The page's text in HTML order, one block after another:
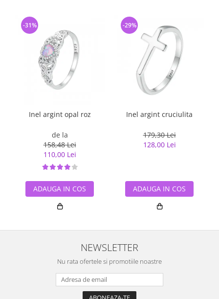
Inel argint opal roz
de la
158,48 Lei
110,00 Lei
-31%
ADAUGA IN COS
Inel argint cruciulita
179,30 Lei
128,00 Lei
-29%
ADAUGA IN COS
NEWSLETTER
Nu rata ofertele si promotiile noastre